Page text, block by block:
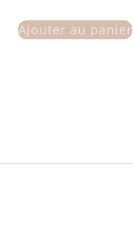
Ajouter au panier